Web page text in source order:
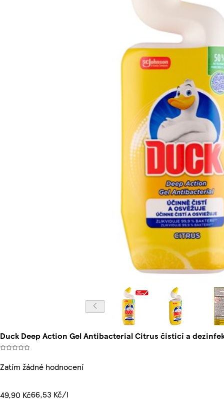
Duck Deep Action Gel Antibacterial Citrus čisticí a
Zatím žádné hodnocení
49,90 Kč66,53 Kč/l